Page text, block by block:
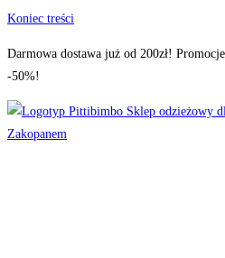
Koniec treści
Darmowa dostawa już od 200zł!
-50%!